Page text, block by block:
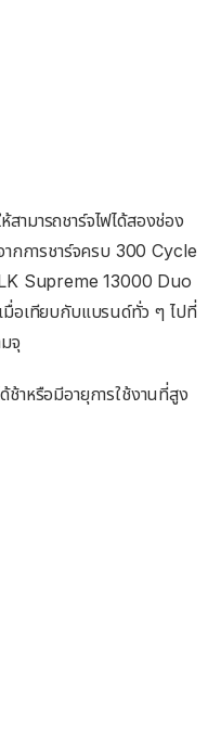
ามารถชาร์จไฟได้สองช่อง
กการชาร์จครบ 300 Cycle
Supreme 13000 Duo
มื่อเทียบกับแบรนด์ทั่ว ๆ ไปที่
จุ
ช้าหรือมีอายุการใช้งานที่สูง